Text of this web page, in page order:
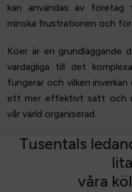
kan användas av
minska frustrationen och
Köer är en grundläggande
vardagliga till det
fungerar och vilken inverkan
ett mer effektivt sätt och
vår värld organiserad.
Tusentals ledan
lita
våra köl